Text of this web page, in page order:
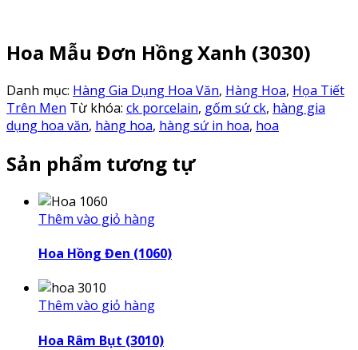
Hoa Mẫu Đơn Hồng Xanh (3030)
Danh mục: Hàng Gia Dụng Hoa Văn, Hàng Hoa, Họa Tiết
Trên Men Từ khóa: ck porcelain, gốm sứ ck, hàng gia
dụng hoa văn, hàng hoa, hàng sứ in hoa, hoa
Sản phẩm tương tự
Thêm vào giỏ hàng
Hoa Hồng Đen (1060)
Thêm vào giỏ hàng
Hoa Râm Bụt (3010)